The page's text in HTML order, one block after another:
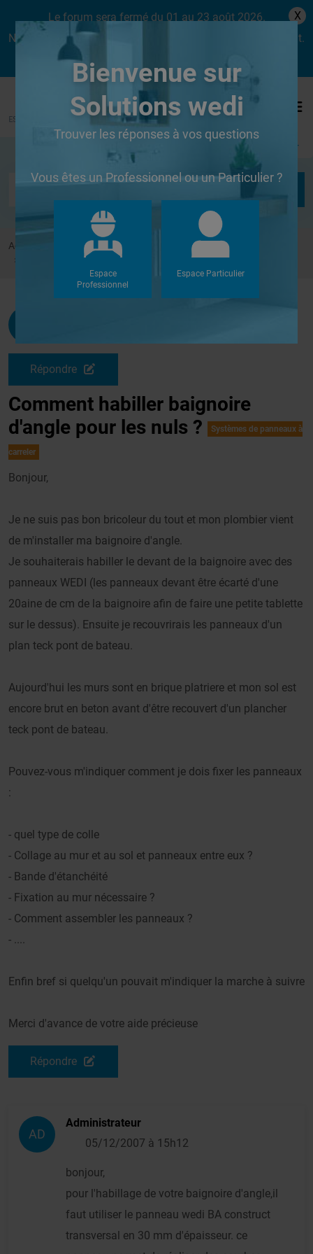
Le forum sera fermé du 01 au 23 août 2026.
Nous aurons le plaisir de vous retrouver dès le lundi 24 août.
X
Se connecter
Accueil Forums
Systèmes de panneaux à carreler
Comment habiller baignoire d'angle pour les nuls ?
Répondre
Comment habiller baignoire
d'angle pour les nuls ?
Systèmes de panneaux à
carreler
Bonjour,
Je ne suis pas bon bricoleur du tout et mon plombier vient
de m'installer ma baignoire d'angle.
Je souhaiterais habiller le devant de la baignoire avec des
panneaux WEDI (les panneaux devant être écarté d'une
20aine de cm de la baignoire afin de faire une petite tablette
sur le dessus). Ensuite je recouvrirais les panneaux d'un
plan teck pont de bateau.
Aujourd'hui les murs sont en brique platriere et mon sol est
encore brut en beton avant d'être recouvert d'un plancher
teck pont de bateau.
Pouvez-vous m'indiquer comment je dois fixer les panneaux
:
- quel type de colle
- Collage au mur et au sol et panneaux entre eux ?
- Bande d'étanchéité
- Fixation au mur nécessaire ?
- Comment assembler les panneaux ?
- ....
Enfin bref si quelqu'un pouvait m'indiquer la marche à suivre
Merci d'avance de votre aide précieuse
Répondre
AD
Administrateur
05/12/2007 à 15h12
bonjour,
pour l'habillage de votre baignoire d'angle,il
faut utiliser le panneau wedi BA construct
transversal en 30 mm d'épaisseur. ce
Bienvenue sur
Solutions wedi
Trouver les réponses à vos questions
Vous êtes un Professionnel ou un Particulier ?
Espace
Professionnel
Espace Particulier